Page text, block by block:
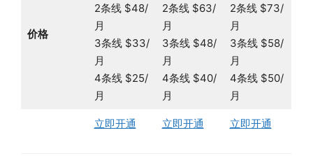
价格
2条线 $48/
月
3条线 $33/
月
4条线 $25/
月
2条线 $63/
月
3条线 $48/
月
4条线 $40/
月
2条线 $73/
月
3条线 $58/
月
4条线 $50/
月
立即开通 立即开通 立即开通